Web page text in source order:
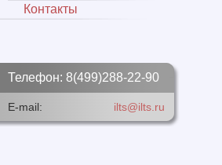
Контакты
Телефон: 8(499)288-22-90
E-mail: ilts@ilts.ru